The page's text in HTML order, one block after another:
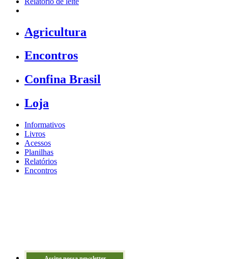
Agricultura
Encontros
Confina Brasil
Loja
Informativos
Livros
Acessos
Planilhas
Relatórios
Encontros